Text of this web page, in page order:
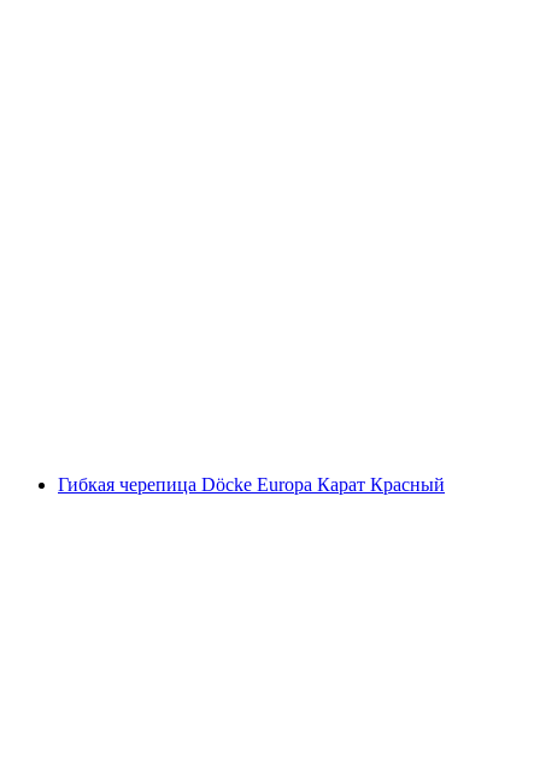
Гибкая черепица Döcke Europa Карат Красный